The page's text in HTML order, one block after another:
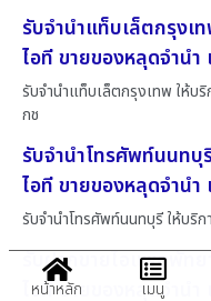
รับจำนำแท็บเล็ตกรุงเ
ไอที ขายของหลุดจำน
รับจำนำแท็บเล็ตกรุงเทพ ให้บ
กช
รับจำนำโทรศัพท์นนท
ไอที ขายของหลุดจำน
รับจำนำโทรศัพท์นนทบุรี ให้บริ
รับฝากขายไอแพดพัท
ไอที ขายของหลุดจำน
หน้าหลัก เมนู